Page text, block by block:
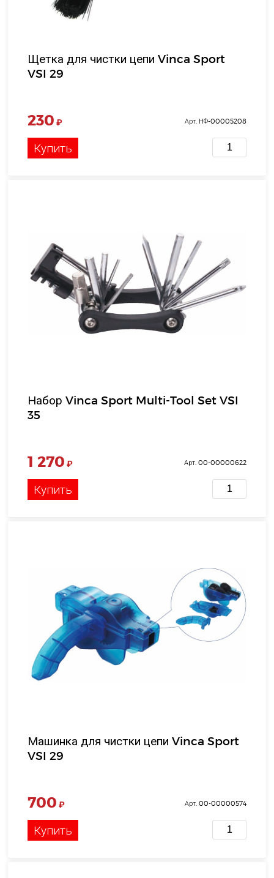
Щетка для чистки цепи Vinca Sport
VSI 29
230 ₽ Арт. НФ-00005208
Купить
Набор Vinca Sport Multi-Tool Set VSI
35
1 270 ₽ Арт. 00-00000622
Купить
Машинка для чистки цепи Vinca Sport
VSI 29
700 ₽ Арт. 00-00000574
Купить